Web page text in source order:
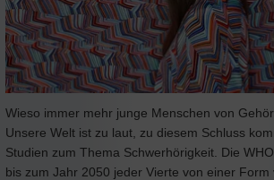
Wieso immer mehr junge Menschen von
Unsere Welt ist zu laut, zu diesem Schluss
Studien zum Thema Schwerhörigkeit. Die
bis zum Jahr 2050 jeder Vierte von einer